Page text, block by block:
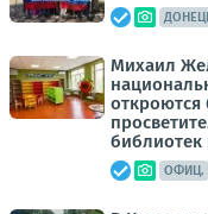
Михаил
откроются
библиотек
ОФИЦ.